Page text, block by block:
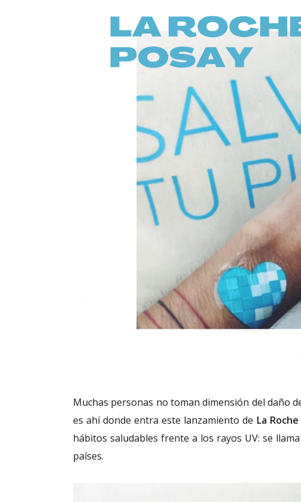
Muchas personas no toman dimensión del daño
es ahí donde entra este lanzamiento de La
hábitos saludables frente a los rayos UV: se llama
países.